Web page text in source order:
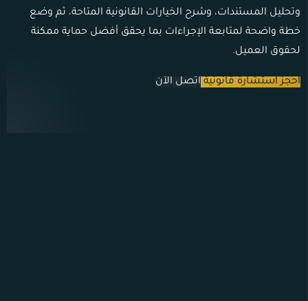
وتحليل المستندات، وشرح الخيارات القانونية المتاحة، ثم وضع
خطة واضحة لمتابعة الإجراءات بما يحقق أفضل حماية ممكنة
لحقوق العميل.
احجز استشارة قانونية اتصل الآن